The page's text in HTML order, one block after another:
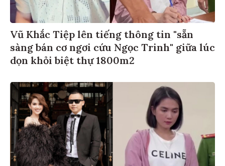
Vũ Khắc Tiệp lên tiếng thông tin "sẵn
sàng bán cơ ngơi cứu Ngọc Trinh" giữa lúc
dọn khỏi biệt thự 1800m2